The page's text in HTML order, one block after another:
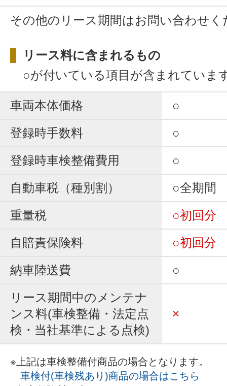
その他のリース期間はお問い合わせく
リース料に含まれるもの
○が付いている項目が含まれていま
車両本体価格
○
登録時手数料
○
登録時車検整備費用
○
自動車税（種別割）
○全期間
重量税
○初回分
自賠責保険料
○初回分
納車陸送費
○
リース期間中のメンテナ
ンス料(車検整備・法定点
検・当社基準による点検)
×
※上記は車検整備付商品の場合となります。
車検付(車検残あり)商品の場合はこちら